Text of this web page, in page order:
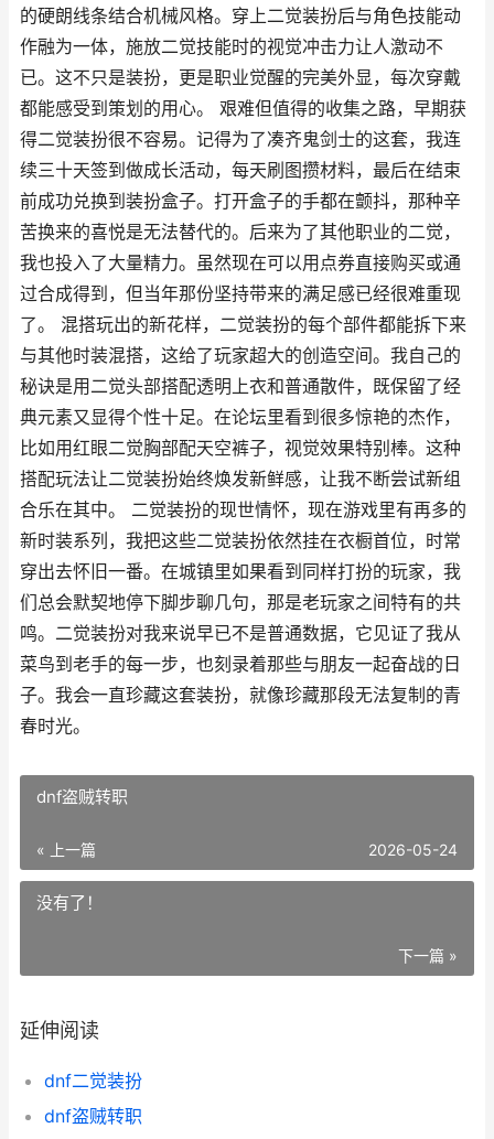
的硬朗线条结合机械风格。穿上二觉装扮后与角色技能动
作融为一体，施放二觉技能时的视觉冲击力让人激动不
已。这不只是装扮，更是职业觉醒的完美外显，每次穿戴
都能感受到策划的用心。 艰难但值得的收集之路，早期获
得二觉装扮很不容易。记得为了凑齐鬼剑士的这套，我连
续三十天签到做成长活动，每天刷图攒材料，最后在结束
前成功兑换到装扮盒子。打开盒子的手都在颤抖，那种辛
苦换来的喜悦是无法替代的。后来为了其他职业的二觉，
我也投入了大量精力。虽然现在可以用点券直接购买或通
过合成得到，但当年那份坚持带来的满足感已经很难重现
了。 混搭玩出的新花样，二觉装扮的每个部件都能拆下来
与其他时装混搭，这给了玩家超大的创造空间。我自己的
秘诀是用二觉头部搭配透明上衣和普通散件，既保留了经
典元素又显得个性十足。在论坛里看到很多惊艳的杰作，
比如用红眼二觉胸部配天空裤子，视觉效果特别棒。这种
搭配玩法让二觉装扮始终焕发新鲜感，让我不断尝试新组
合乐在其中。 二觉装扮的现世情怀，现在游戏里有再多的
新时装系列，我把这些二觉装扮依然挂在衣橱首位，时常
穿出去怀旧一番。在城镇里如果看到同样打扮的玩家，我
们总会默契地停下脚步聊几句，那是老玩家之间特有的共
鸣。二觉装扮对我来说早已不是普通数据，它见证了我从
菜鸟到老手的每一步，也刻录着那些与朋友一起奋战的日
子。我会一直珍藏这套装扮，就像珍藏那段无法复制的青
春时光。
dnf盗贼转职
« 上一篇 2026-05-24
没有了！
下一篇 »
延伸阅读
dnf二觉装扮
dnf盗贼转职